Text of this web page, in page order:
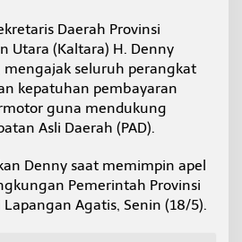
P
a
j
a
k
K
e
d
r
a
Daerah Provinsi
Utara (Kaltara) H. Denny
mengajak seluruh perangkat
kepatuhan pembayaran
guna mendukung
Asli Daerah (PAD).
Denny saat memimpin apel
Pemerintah Provinsi
Agatis, Senin (18/5).